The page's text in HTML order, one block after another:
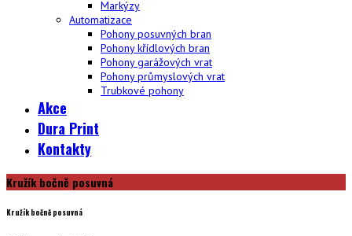
Markýzy
Automatizace
Pohony posuvných bran
Pohony křídlových bran
Pohony garážových vrat
Pohony průmyslových vrat
Trubkové pohony
Akce
Dura Print
Kontakty
Kružík bočně posuvná
Kružík bočně posuvná